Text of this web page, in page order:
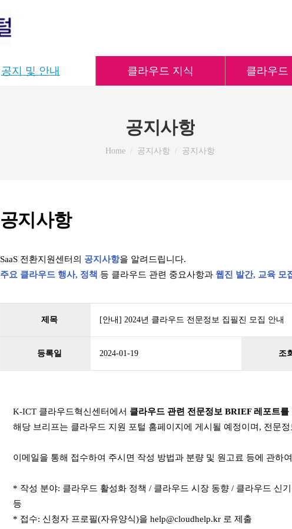
공지 및 안내 클라우드 지식 클라우드
공지사항
You are here:
Home 공지사항 공지사항
공지사항
SaaS 전환지원센터의 공지사항을 알려드립니다.
주요 클라우드 행사, 정책 등 클라우드 관련 중요사항과 웹진 발간, 교육 모
제목 [안내] 2024년 클라우드 전문정보 집필진 모집 안내
등록일 2024-01-19 조
K-ICT 클라우드혁신센터에서 클라우드 관련 전문정보 BRIEF 레포트를
해당 브리프는 클라우드 지원 포털 홈페이지에 게시될 예정이며, 전문
이메일을 통해 접수하여 주시면 작성 방법과 분량 및 원고료 등에 관하
* 작성 분야: 클라우드 활성화 정책 / 클라우드 시장 동향 / 클라우드 신
등
* 접수: 신청자 프로필(자유양식)을 help@cloudhelp.kr 로 제출